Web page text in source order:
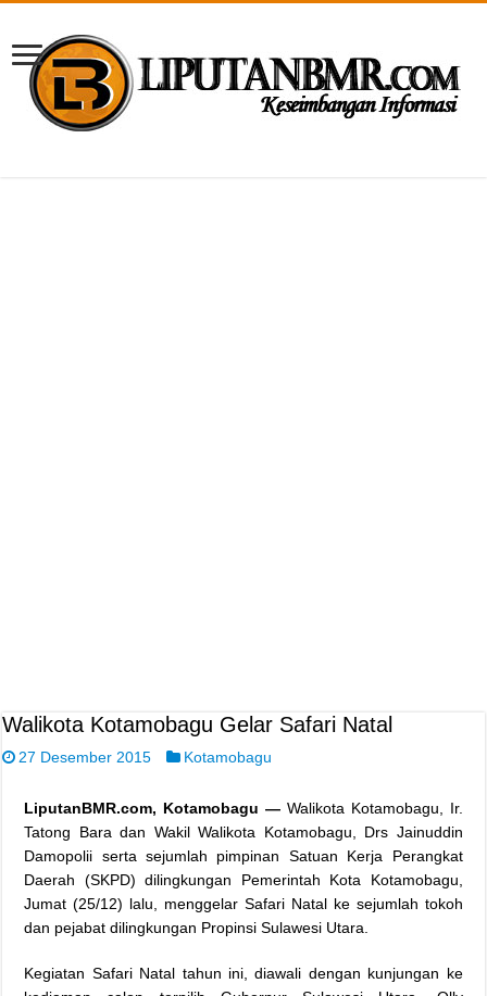
Walikota Kotamobagu Gelar Safari Natal
27 Desember 2015 Kotamobagu
LiputanBMR.com, Kotamobagu — Walikota Kotamobagu, Ir.
Tatong Bara dan Wakil Walikota Kotamobagu, Drs Jainuddin
Damopolii serta sejumlah pimpinan Satuan Kerja Perangkat
Daerah (SKPD) dilingkungan Pemerintah Kota Kotamobagu,
Jumat (25/12) lalu, menggelar Safari Natal ke sejumlah tokoh
dan pejabat dilingkungan Propinsi Sulawesi Utara.
Kegiatan Safari Natal tahun ini, diawali dengan kunjungan ke